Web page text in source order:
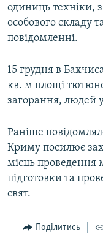
Усі сайти RFE/RL
одиниць техніки,
особового складу
повідомленні.
15 грудня в
кв. м площі
загорання, людей у
Раніше
Криму посилює
місць проведення
підготовки та
свят.
Поділитись